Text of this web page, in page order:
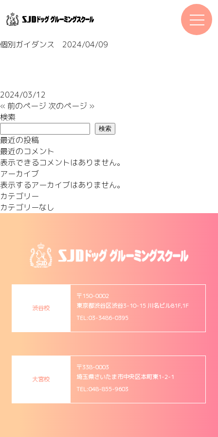
個別ガイダンス 2024/04/09
2024/03/12
« 前のページ 次のページ »
検索
検索
最近の投稿
最近のコメント
表示できるコメントはありません。
アーカイブ
表示するアーカイブはありません。
カテゴリー
カテゴリーなし
渋谷校
〒150-0002
東京都渋谷区渋谷3-10-15 川名ビルB1F,1F
TEL:03-3486-0395
大宮校
〒338-0003
埼玉県さいたま市中央区本町東1-2-1
TEL:048-855-9603